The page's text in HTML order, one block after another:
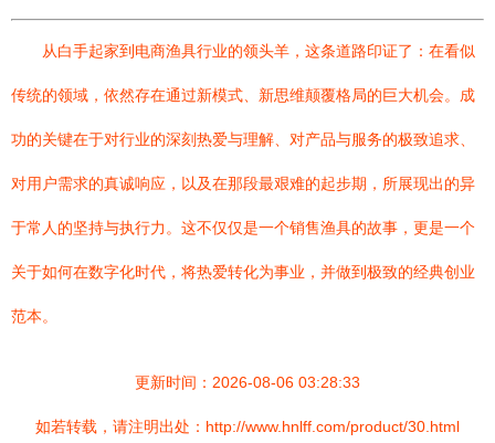
从白手起家到电商渔具行业的领头羊，这条道路印证了：在看似
传统的领域，依然存在通过新模式、新思维颠覆格局的巨大机会。成
功的关键在于对行业的深刻热爱与理解、对产品与服务的极致追求、
对用户需求的真诚响应，以及在那段最艰难的起步期，所展现出的异
于常人的坚持与执行力。这不仅仅是一个销售渔具的故事，更是一个
关于如何在数字化时代，将热爱转化为事业，并做到极致的经典创业
范本。
更新时间：2026-08-06 03:28:33
如若转载，请注明出处：http://www.hnlff.com/product/30.html